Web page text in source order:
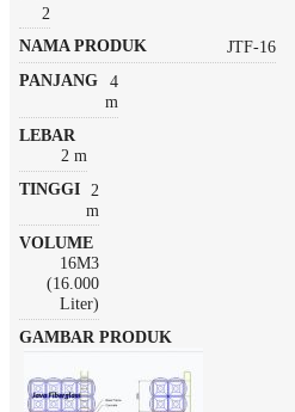
2
JTF-16
4
m
2 m
2
m
16M3
(16.000
Liter)